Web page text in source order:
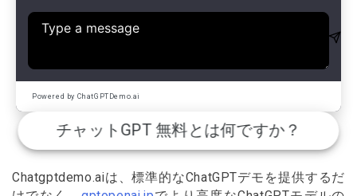
Powered by ChatGPTDemo.ai
チャットGPT 無料とは何ですか？
Chatgptdemo.aiは、標準的なChatGPTデモを提供するだ